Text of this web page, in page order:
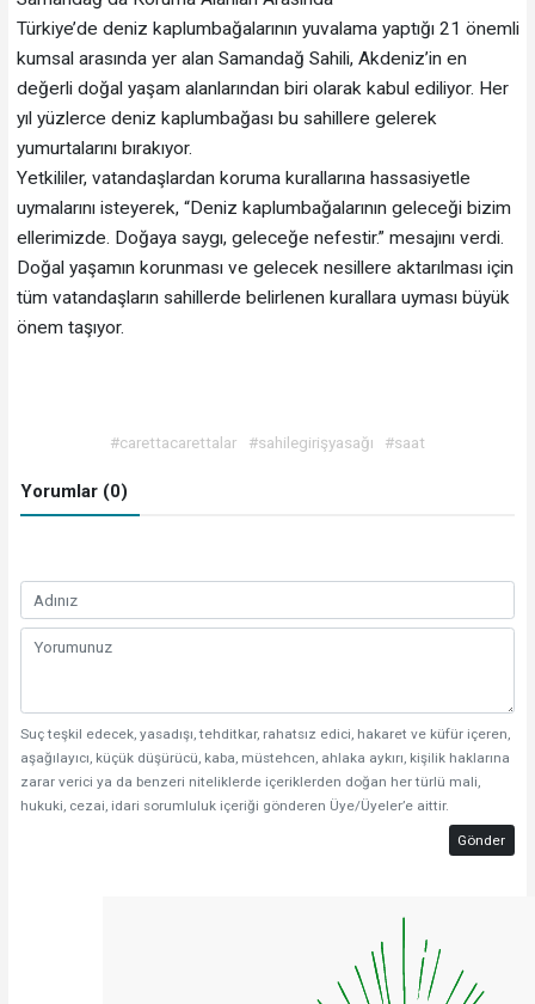
Türkiye’de deniz kaplumbağalarının yuvalama yaptığı 21 önemli
kumsal arasında yer alan Samandağ Sahili, Akdeniz’in en
değerli doğal yaşam alanlarından biri olarak kabul ediliyor. Her
yıl yüzlerce deniz kaplumbağası bu sahillere gelerek
yumurtalarını bırakıyor.
Yetkililer, vatandaşlardan koruma kurallarına hassasiyetle
uymalarını isteyerek, “Deniz kaplumbağalarının geleceği bizim
ellerimizde. Doğaya saygı, geleceğe nefestir.” mesajını verdi.
Doğal yaşamın korunması ve gelecek nesillere aktarılması için
tüm vatandaşların sahillerde belirlenen kurallara uyması büyük
önem taşıyor.
#carettacarettalar #sahilegirişyasağı #saat
Yorumlar (0)
Suç teşkil edecek, yasadışı, tehditkar, rahatsız edici, hakaret ve küfür içeren,
aşağılayıcı, küçük düşürücü, kaba, müstehcen, ahlaka aykırı, kişilik haklarına
zarar verici ya da benzeri niteliklerde içeriklerden doğan her türlü mali,
hukuki, cezai, idari sorumluluk içeriği gönderen Üye/Üyeler’e aittir.
Gönder